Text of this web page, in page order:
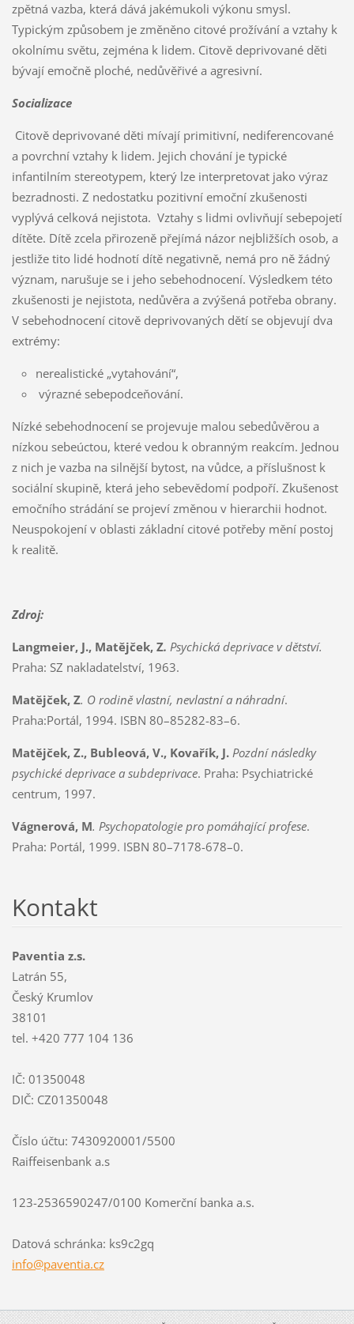
zpětná vazba, která dává jakémukoli výkonu smysl.
Typickým způsobem je změněno citové prožívání a vztahy k
okolnímu světu, zejména k lidem. Citově deprivované děti
bývají emočně ploché, nedůvěřivé a agresivní.
Socializace
Citově deprivované děti mívají primitivní, nediferencované
a povrchní vztahy k lidem. Jejich chování je typické
infantilním stereotypem, který lze interpretovat jako výraz
bezradnosti. Z nedostatku pozitivní emoční zkušenosti
vyplývá celková nejistota. Vztahy s lidmi ovlivňují sebepojetí
dítěte. Dítě zcela přirozeně přejímá názor nejbližších osob, a
jestliže tito lidé hodnotí dítě negativně, nemá pro ně žádný
význam, narušuje se i jeho sebehodnocení. Výsledkem této
zkušenosti je nejistota, nedůvěra a zvýšená potřeba obrany.
V sebehodnocení citově deprivovaných dětí se objevují dva
extrémy:
nerealistické „vytahování“,
výrazné sebepodceňování.
Nízké sebehodnocení se projevuje malou sebedůvěrou a
nízkou sebeúctou, které vedou k obranným reakcím. Jednou
z nich je vazba na silnější bytost, na vůdce, a příslušnost k
sociální skupině, která jeho sebevědomí podpoří. Zkušenost
emočního strádání se projeví změnou v hierarchii hodnot.
Neuspokojení v oblasti základní citové potřeby mění postoj
k realitě.
Zdroj:
Langmeier, J., Matějček, Z. Psychická deprivace v dětství.
Praha: SZ nakladatelství, 1963.
Matějček, Z. O rodině vlastní, nevlastní a náhradní.
Praha:Portál, 1994. ISBN 80–85282-83–6.
Matějček, Z., Bubleová, V., Kovařík, J. Pozdní následky
psychické deprivace a subdeprivace. Praha: Psychiatrické
centrum, 1997.
Vágnerová, M. Psychopatologie pro pomáhající profese.
Praha: Portál, 1999. ISBN 80–7178-678–0.
Kontakt
Paventia z.s.
Latrán 55,
Český Krumlov
38101
tel. +420 777 104 136
IČ: 01350048
DIČ: CZ01350048
Číslo účtu: 7430920001/5500
Raiffeisenbank a.s
123-2536590247/0100 Komerční banka a.s.
Datová schránka: ks9c2gq
info@paventia.cz